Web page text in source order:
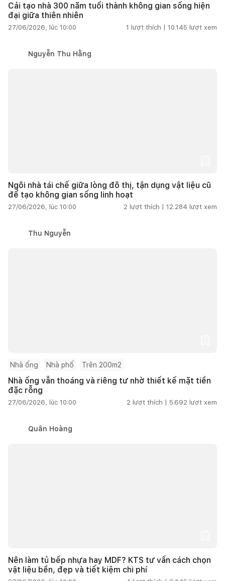
Cải tạo nhà 300 năm tuổi thành không gian sống hiện
đại giữa thiên nhiên
27/06/2026, lúc 10:00 1 lượt thích | 10.145 lượt xem
Nguyễn Thu Hằng
Ngôi nhà tái chế giữa lòng đô thị, tận dụng vật liệu cũ
để tạo không gian sống linh hoạt
27/06/2026, lúc 10:00 2 lượt thích | 12.284 lượt xem
Thu Nguyễn
Nhà ống Nhà phố Trên 200m2
Nhà ống vẫn thoáng và riêng tư nhờ thiết kế mặt tiền
đặc rỗng
27/06/2026, lúc 10:00 2 lượt thích | 5.692 lượt xem
Quân Hoàng
Nên làm tủ bếp nhựa hay MDF? KTS tư vấn cách chọn
vật liệu bền, đẹp và tiết kiệm chi phí